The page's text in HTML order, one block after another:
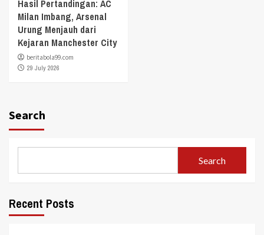
Hasil Pertandingan: AC
Milan Imbang, Arsenal
Urung Menjauh dari
Kejaran Manchester City
beritabola99.com
29 July 2026
Search
Search
Recent Posts